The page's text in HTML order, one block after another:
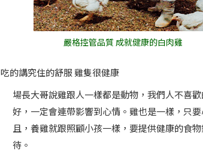
嚴格控管品質 成就健康的白肉雞
吃的講究住的舒服 雞隻很健康
場長大哥說雞跟人一樣都是動物，我們人不喜
好，一定會連帶影響到心情。雞也是一樣，只
且，養雞就跟照顧小孩一樣，要提供健康的食
待。